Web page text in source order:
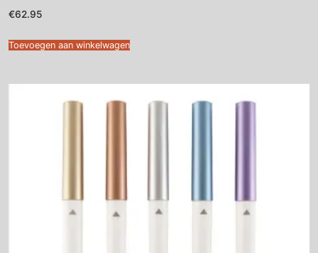
€62.95
Toevoegen aan winkelwagen